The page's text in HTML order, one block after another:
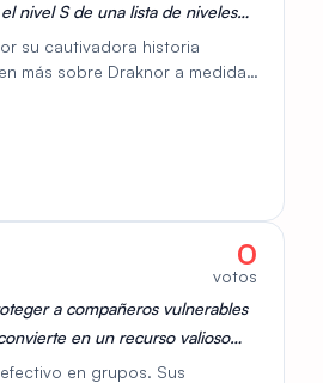
nivel S de una lista de niveles
su cautivadora historia
más sobre Draknor a medida
0
votos
a compañeros vulnerables
en un recurso valioso
en grupos. Sus